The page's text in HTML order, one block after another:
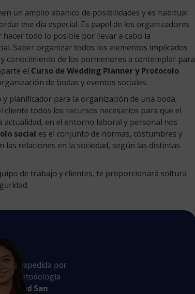
un amplio abanico de posibilidades y es habitual
ese día especial. Es papel de los organizadores
hacer todo lo posible por llevar a cabo la
Saber organizar todos los elementos implicados
conocimiento de los pormenores a contemplar para
el Curso de Wedding Planner y Protocolo
de bodas y eventos sociales.
planificador para la organización de una boda,
todos los recursos necesarios para que el
actualidad, en el entorno laboral y personal nos
social es el conjunto de normas, costumbres y
relaciones en la sociedad, según las distintas
de trabajo y clientes, te proporcionará soltura
expedida por
metodología
San